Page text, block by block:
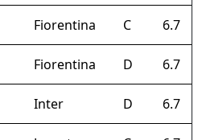
Fiorentina C 6.7
Fiorentina D 6.7
Inter D 6.7